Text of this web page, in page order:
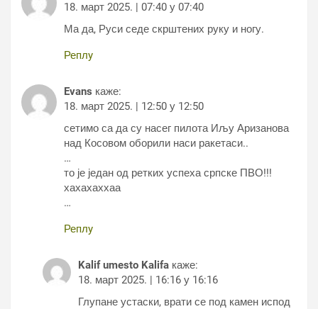
18. март 2025. | 07:40 у 07:40
Ма да, Руси седе скрштених руку и ногу.
Реплy
Evans каже:
18. март 2025. | 12:50 у 12:50
сетимо са да су насег пилота Иљу Аризанова
над Косовом оборили наси ракетаси..
…
то је један од ретких успеха српске ПВО!!!
хахахаххаа
…
Реплy
Kalif umesto Kalifa каже:
18. март 2025. | 16:16 у 16:16
Глупане устаски, врати се под камен испод